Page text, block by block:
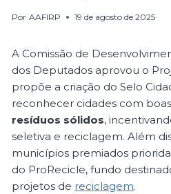
Por AAFIRP 19 de agosto de 2025
A Comissão de
dos Deputados aprovou o
propõe a criação do Selo
reconhecer cidades com
resíduos sólidos,
seletiva e reciclagem. Além
municípios premiados
do ProRecicle, fundo
projetos de reciclagem.